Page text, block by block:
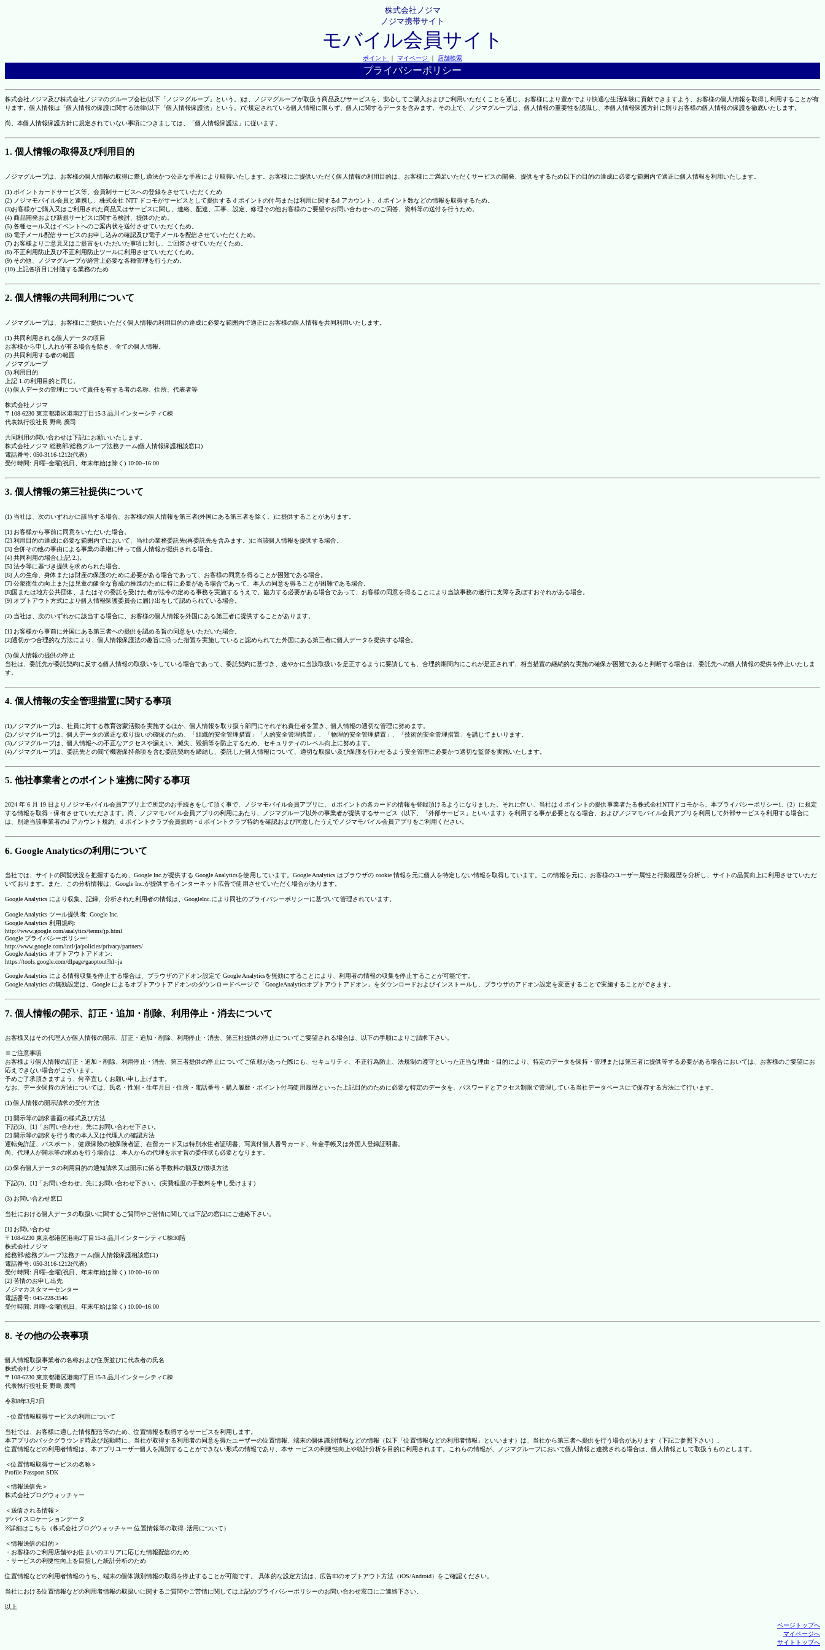
株式会社ノジマ
ノジマ携帯サイト
モバイル会員サイト
ポイント ｜ マイページ ｜ 店舗検索
プライバシーポリシー
株式会社ノジマ及び株式会社ノジマのグループ会社(以下「ノジマグループ」という。)は、ノジマグループが取扱う商品及びサービスを、安心してご購入およびご利用いただくことを通じ、お客様により豊かでより快適な生活体験に貢献できますよう、お客様の個人情報を取得し利用することが有
ります。個人情報は「個人情報の保護に関する法律(以下「個人情報保護法」という。)で規定されている個人情報に限らず、個人に関するデータを含みます。その上で、ノジマグループは、個人情報の重要性を認識し、本個人情報保護方針に則りお客様の個人情報の保護を徹底いたします。
尚、本個人情報保護方針に規定されていない事項につきましては、「個人情報保護法」に従います。
1. 個人情報の取得及び利用目的
ノジマグループは、お客様の個人情報の取得に際し適法かつ公正な手段により取得いたします。お客様にご提供いただく個人情報の利用目的は、お客様にご満足いただくサービスの開発、提供をするため以下の目的の達成に必要な範囲内で適正に個人情報を利用いたします。
(1) ポイントカードサービス等、会員制サービスへの登録をさせていただくため
(2) ノジマモバイル会員と連携し、株式会社 NTT ドコモがサービスとして提供する d ポイントの付与または利用に関するd アカウント、d ポイント数などの情報を取得するため。
(3)お客様がご購入又はご利用された商品又はサービスに関し、連絡、配達、工事、設定、修理その他お客様のご要望やお問い合わせへのご回答、資料等の送付を行うため。
(4) 商品開発および新規サービスに関する検討、提供のため。
(5) 各種セール又はイベントへのご案内状を送付させていただくため。
(6) 電子メール配信サービスのお申し込みの確認及び電子メールを配信させていただくため。
(7) お客様よりご意見又はご提言をいただいた事項に対し、ご回答させていただくため。
(8) 不正利用防止及び不正利用防止ツールに利用させていただくため。
(9) その他、ノジマグループが経営上必要な各種管理を行うため。
(10) 上記各項目に付随する業務のため
2. 個人情報の共同利用について
ノジマグループは、お客様にご提供いただく個人情報の利用目的の達成に必要な範囲内で適正にお客様の個人情報を共同利用いたします。
(1) 共同利用される個人データの項目
お客様から申し入れが有る場合を除き、全ての個人情報。
(2) 共同利用する者の範囲
ノジマグループ
(3) 利用目的
上記 1.の利用目的と同じ。
(4) 個人データの管理について責任を有する者の名称、住所、代表者等
株式会社ノジマ
〒108-6230 東京都港区港南2丁目15-3 品川インターシティC棟
代表執行役社長 野島 廣司
共同利用の問い合わせは下記にお願いいたします。
株式会社ノジマ 総務部/総務グループ法務チーム(個人情報保護相談窓口)
電話番号: 050-3116-1212(代表)
受付時間: 月曜~金曜(祝日、年末年始は除く) 10:00~16:00
3. 個人情報の第三社提供について
(1) 当社は、次のいずれかに該当する場合、お客様の個人情報を第三者(外国にある第三者を除く。)に提供することがあります。
[1] お客様から事前に同意をいただいた場合。
[2] 利用目的の達成に必要な範囲内でにおいて、当社の業務委託先(再委託先を含みます。)に当該個人情報を提供する場合。
[3] 合併その他の事由による事業の承継に伴って個人情報が提供される場合。
[4] 共同利用の場合(上記 2.)。
[5] 法令等に基づき提供を求められた場合。
[6] 人の生命、身体または財産の保護のために必要がある場合であって、お客様の同意を得ることが困難である場合。
[7] 公衆衛生の向上または児童の健全な育成の推進のために特に必要がある場合であって、本人の同意を得ることが困難である場合。
[8]国または地方公共団体、またはその委託を受けた者が法令の定める事務を実施するうえで、協力する必要がある場合であって、お客様の同意を得ることにより当該事務の遂行に支障を及ぼすおそれがある場合。
[9] オプトアウト方式により個人情報保護委員会に届け出をして認められている場合。
(2) 当社は、次のいずれかに該当する場合に、お客様の個人情報を外国にある第三者に提供することがあります。
[1] お客様から事前に外国にある第三者への提供を認める旨の同意をいただいた場合。
[2]適切かつ合理的な方法により、個人情報保護法の趣旨に沿った措置を実施していると認められてた外国にある第三者に個人データを提供する場合。
(3) 個人情報の提供の停止
当社は、委託先が委託契約に反する個人情報の取扱いをしている場合であって、委託契約に基づき、速やかに当該取扱いを是正するように要請しても、合理的期間内にこれが是正されず、相当措置の継続的な実施の確保が困難であると判断する場合は、委託先への個人情報の提供を停止いたしま
す。
4. 個人情報の安全管理措置に関する事項
(1)ノジマグループは、社員に対する教育啓蒙活動を実施するほか、個人情報を取り扱う部門にそれぞれ責任者を置き、個人情報の適切な管理に努めます。
(2)ノジマグループは、個人データの適正な取り扱いの確保のため、「組織的安全管理措置」「人的安全管理措置」、「物理的安全管理措置」、「技術的安全管理措置」を講じてまいります。
(3)ノジマグループは、個人情報への不正なアクセスや漏えい、滅失、毀損等を防止するため、セキュリティのレベル向上に努めます。
(4)ノジマグループは、委託先との間で機密保持条項を含む委託契約を締結し、委託した個人情報について、適切な取扱い及び保護を行わせるよう安全管理に必要かつ適切な監督を実施いたします。
5. 他社事業者とのポイント連携に関する事項
2024 年 6 月 19 日よりノジマモバイル会員アプリ上で所定のお手続きをして頂く事で、ノジマモバイル会員アプリに、ｄポイントの各カードの情報を登録頂けるようになりました。それに伴い、当社は d ポイントの提供事業者たる株式会社NTTドコモから、本プライバシーポリシー1.（2）に規定
する情報を取得・保有させていただきます。尚、ノジマモバイル会員アプリの利用にあたり、ノジマグループ以外の事業者が提供するサービス（以下、「外部サービス」といいます）を利用する事が必要となる場合、およびノジマモバイル会員アプリを利用して外部サービスを利用する場合に
は、別途当該事業者のd アカウント規約、d ポイントクラブ会員規約・d ポイントクラブ特約を確認および同意したうえでノジマモバイル会員アプリをご利用ください。
6. Google Analyticsの利用について
当社では、サイトの閲覧状況を把握するため、Google Inc.が提供する Google Analyticsを使用しています。Google Analytics はブラウザの cookie 情報を元に個人を特定しない情報を取得しています。この情報を元に、お客様のユーザー属性と行動履歴を分析し、サイトの品質向上に利用させていただ
いております。また、この分析情報は、Google Inc.が提供するインターネット広告で使用させていただく場合があります。
Google Analytics により収集、記録、分析された利用者の情報は、GoogleInc.により同社のプライバシーポリシーに基づいて管理されています。
Google Analytics ツール提供者: Google Inc.
Google Analytics 利用規約:
http://www.google.com/analytics/terms/jp.html
Google プライバシーポリシー:
http://www.google.com/intl/ja/policies/privacy/partners/
Google Analytics オプトアウトアドオン:
https://tools.google.com/dlpage/gaoptout?hl=ja
Google Analytics による情報収集を停止する場合は、ブラウザのアドオン設定で Google Analyticsを無効にすることにより、利用者の情報の収集を停止することが可能です。
Google Analytics の無効設定は、Google によるオプトアウトアドオンのダウンロードページで「GoogleAnalyticsオプトアウトアドオン」をダウンロードおよびインストールし、ブラウザのアドオン設定を変更することで実施することができます。
7. 個人情報の開示、訂正・追加・削除、利用停止・消去について
お客様又はその代理人が個人情報の開示、訂正・追加・削除、利用停止・消去、第三社提供の停止についてご要望される場合は、以下の手順によりご請求下さい。
※ご注意事項
お客様より個人情報の訂正・追加・削除、利用停止・消去、第三者提供の停止についてご依頼があった際にも、セキュリティ、不正行為防止、法規制の遵守といった正当な理由・目的により、特定のデータを保持・管理または第三者に提供等する必要がある場合においては、お客様のご要望にお
応えできない場合がございます。
予めご了承頂きますよう、何卒宜しくお願い申し上げます。
なお、データ保持の方法については、氏名・性別・生年月日・住所・電話番号・購入履歴・ポイント付与使用履歴といった上記目的のために必要な特定のデータを、パスワードとアクセス制限で管理している当社データベースにて保存する方法にて行います。
(1) 個人情報の開示請求の受付方法
[1] 開示等の請求書面の様式及び方法
下記(3)、[1]「お問い合わせ」先にお問い合わせ下さい。
[2] 開示等の請求を行う者の本人又は代理人の確認方法
運転免許証、パスポート、健康保険の被保険者証、在留カード又は特別永住者証明書、写真付個人番号カード、年金手帳又は外国人登録証明書。
尚、代理人が開示等の求めを行う場合は、本人からの代理を示す旨の委任状も必要となります。
(2) 保有個人データの利用目的の通知請求又は開示に係る手数料の額及び徴収方法
下記(3)、[1]「お問い合わせ」先にお問い合わせ下さい。(実費程度の手数料を申し受けます)
(3) お問い合わせ窓口
当社における個人データの取扱いに関するご質問やご苦情に関しては下記の窓口にご連絡下さい。
[1] お問い合わせ
〒108-6230 東京都港区港南2丁目15-3 品川インターシティC棟30階
株式会社ノジマ
総務部/総務グループ法務チーム(個人情報保護相談窓口)
電話番号: 050-3116-1212(代表)
受付時間: 月曜~金曜(祝日、年末年始は除く) 10:00~16:00
[2] 苦情のお申し出先
ノジマカスタマーセンター
電話番号: 045-228-3546
受付時間: 月曜~金曜(祝日、年末年始は除く) 10:00~16:00
8. その他の公表事項
個人情報取扱事業者の名称および住所並びに代表者の氏名
株式会社ノジマ
〒108-6230 東京都港区港南2丁目15-3 品川インターシティC棟
代表執行役社長 野島 廣司
令和8年3月2日
・位置情報取得サービスの利用について
当社では、お客様に適した情報配信等のため、位置情報を取得するサービスを利用します。
本アプリのバックグラウンド時及び起動時に、当社が取得する利用者の同意を得たユーザーの位置情報、端末の個体識別情報などの情報（以下「位置情報などの利用者情報」といいます）は、当社から第三者へ提供を行う場合があります（下記ご参照下さい）。
位置情報などの利用者情報は、本アプリユーザー個人を識別することができない形式の情報であり、本サ ービスの利便性向上や統計分析を目的に利用されます。これらの情報が、ノジマグループにおいて個人情報と連携される場合は、個人情報として取扱うものとします。
＜位置情報取得サービスの名称＞
Profile Passport SDK
＜情報送信先＞
株式会社ブログウォッチャー
＜送信される情報＞
デバイスロケーションデータ
※詳細はこちら（株式会社ブログウォッチャー 位置情報等の取得･活用について）
＜情報送信の目的＞
・お客様のご利用店舗やお住まいのエリアに応じた情報配信のため
・サービスの利便性向上を目指した統計分析のため
位置情報などの利用者情報のうち、端末の個体識別情報の取得を停止することが可能です。 具体的な設定方法は、広告IDのオプトアウト方法（iOS/Android）をご確認ください。
当社における位置情報などの利用者情報の取扱いに関するご質問やご苦情に関しては上記のプライバシーポリシーのお問い合わせ窓口にご連絡下さい。
以上
ページトップへ
マイページへ
サイトトップへ